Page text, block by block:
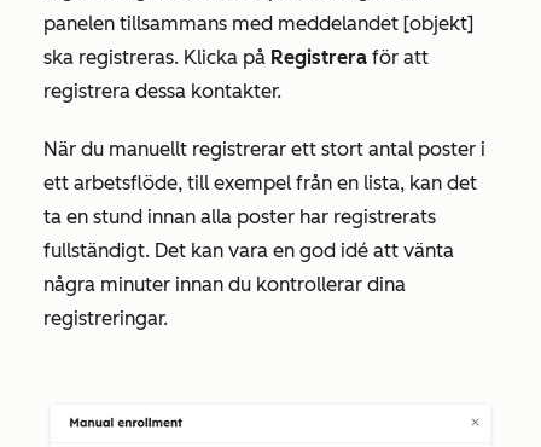
panelen tillsammans med meddelandet [objekt]
ska registreras. Klicka på Registrera för att
registrera dessa kontakter.
När du manuellt registrerar ett stort antal poster i
ett arbetsflöde, till exempel från en lista, kan det
ta en stund innan alla poster har registrerats
fullständigt. Det kan vara en god idé att vänta
några minuter innan du kontrollerar dina
registreringar.